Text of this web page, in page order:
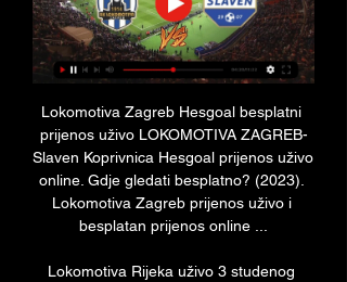
Lokomotiva Zagreb Hesgoal besplatni
prijenos uživo LOKOMOTIVA ZAGREB-
Slaven Koprivnica Hesgoal prijenos uživo
online. Gdje gledati besplatno? (2023).
Lokomotiva Zagreb prijenos uživo i
besplatan prijenos online ...
Lokomotiva Rijeka uživo 3 studenog